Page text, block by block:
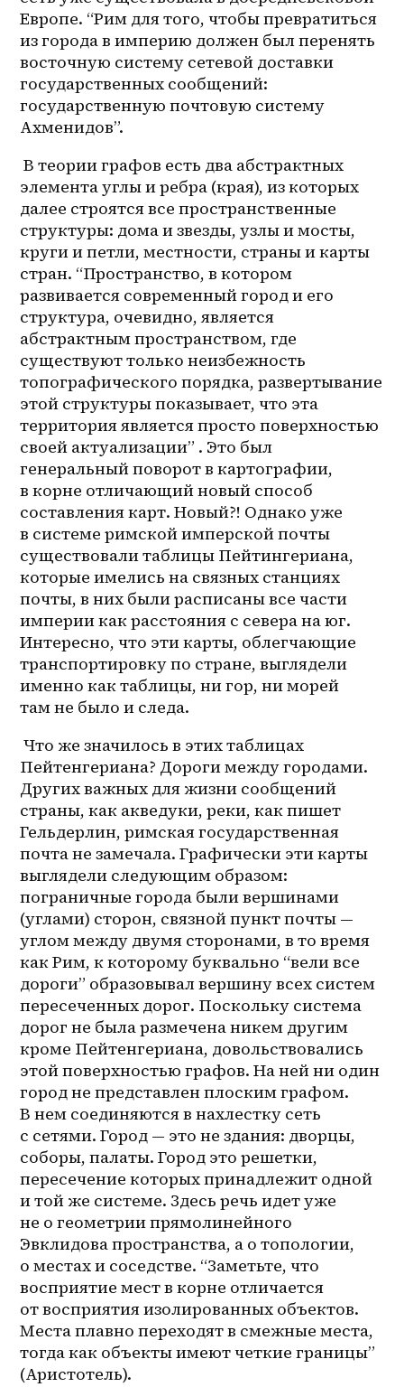
Европе. “Рим для того, чтобы превратиться
из города в империю должен был перенять
восточную систему сетевой доставки
государственных сообщений:
государственную почтовую систему
Ахменидов”.
В теории графов есть два абстрактных
элемента углы и ребра (края), из которых
далее строятся все пространственные
структуры: дома и звезды, узлы и мосты,
круги и петли, местности, страны и карты
стран. “Пространство, в котором
развивается современный город и его
структура, очевидно, является
абстрактным пространством, где
существуют только неизбежность
топографического порядка, развертывание
этой структуры показывает, что эта
территория является просто поверхностью
своей актуализации” . Это был
генеральный поворот в картографии,
в корне отличающий новый способ
составления карт. Новый?! Однако уже
в системе римской имперской почты
существовали таблицы Пейтингериана,
которые имелись на связных станциях
почты, в них были расписаны все части
империи как расстояния с севера на юг.
Интересно, что эти карты, облегчающие
транспортировку по стране, выглядели
именно как таблицы, ни гор, ни морей
там не было и следа.
Что же значилось в этих таблицах
Пейтенгериана? Дороги между городами.
Других важных для жизни сообщений
страны, как акведуки, реки, как пишет
Гельдерлин, римская государственная
почта не замечала. Графически эти карты
выглядели следующим образом:
пограничные города были вершинами
(углами) сторон, связной пункт почты —
углом между двумя сторонами, в то время
как Рим, к которому буквально “вели все
дороги” образовывал вершину всех систем
пересеченных дорог. Поскольку система
дорог не была размечена никем другим
кроме Пейтенгериана, довольствовались
этой поверхностью графов. На ней ни один
город не представлен плоским графом.
В нем соединяются в нахлестку сеть
с сетями. Город — это не здания: дворцы,
соборы, палаты. Город это решетки,
пересечение которых принадлежит одной
и той же системе. Здесь речь идет уже
не о геометрии прямолинейного
Эвклидова пространства, а о топологии,
о местах и соседстве. “Заметьте, что
восприятие мест в корне отличается
от восприятия изолированных объектов.
Места плавно переходят в смежные места,
тогда как объекты имеют четкие границы”
(Аристотель).